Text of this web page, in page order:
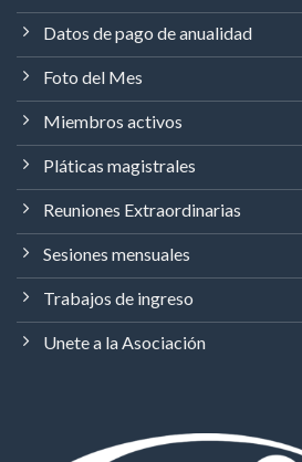
Datos de pago de anualidad
Foto del Mes
Miembros activos
Pláticas magistrales
Reuniones Extraordinarias
Sesiones mensuales
Trabajos de ingreso
Unete a la Asociación